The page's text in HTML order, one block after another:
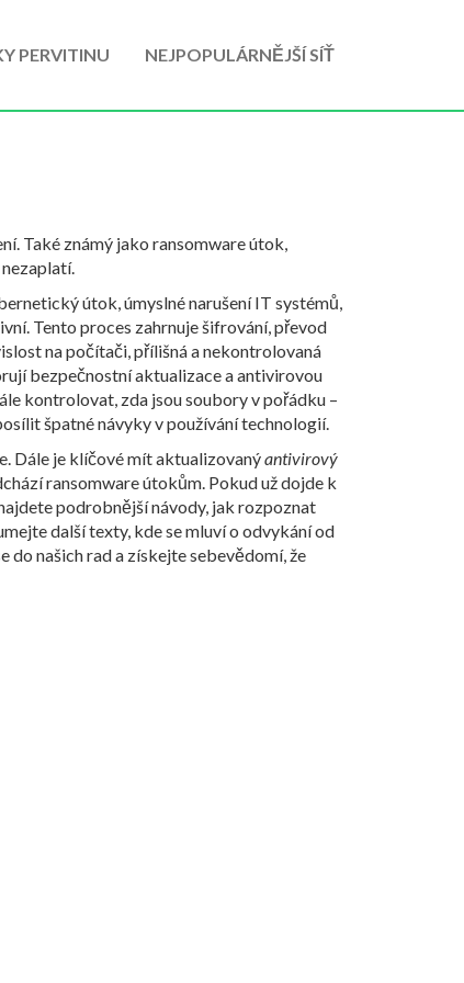
PERVITINU NEJPOPULÁRNĚJŠÍ SÍŤ
. Také známý jako ransomware útok,
útok,úmyslné narušení IT systémů,
Tento proces zahrnuješifrování,převod
na počítači,přílišná a nekontrolovaná
bezpečnostní aktualizace a antivirovou
kontrolovat, zda jsou soubory v pořádku –
špatné návyky v používání technologií.
Dále je klíčové mít aktualizovanýantivirový
ransomware útokům. Pokud už dojde k
podrobnější návody, jak rozpoznat
další texty, kde se mluví o odvykání od
našich rad a získejte sebevědomí, že